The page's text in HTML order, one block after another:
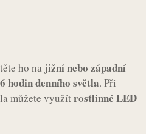
ho na jižní nebo západní
hodin denního světla. Při
můžete využítrostlinné LED